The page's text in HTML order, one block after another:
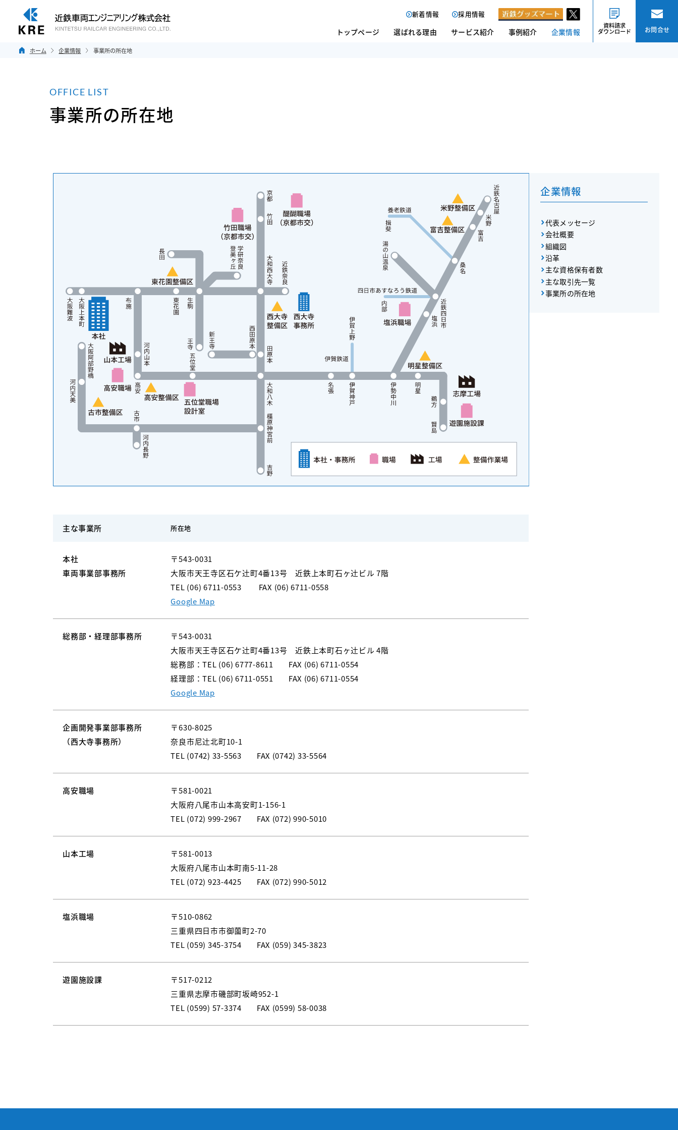
新着情報 採用情報
トップページ 選ばれる理由 サービス紹介 事例紹介 企業情報
資料請求
ダウンロード お問合せ
ホーム 企業情報 事業所の所在地
OFFICE LIST
事業所の所在地
主な事業所 所在地
本社
車両事業部事務所
〒543-0031
大阪市天王寺区石ケ辻󠄀町4番13号 近鉄上本町石ヶ辻󠄀ビル 7階
TEL (06) 6711-0553
FAX (06) 6711-0558
Google Map
総務部・経理部事務所
〒543-0031
大阪市天王寺区石ケ辻󠄀町4番13号 近鉄上本町石ヶ辻󠄀ビル 4階
総務部：TEL (06) 6777-8611
FAX (06) 6711-0554
経理部：TEL (06) 6711-0551
FAX (06) 6711-0554
Google Map
企画開発事業部事務所
（西大寺事務所）
〒630-8025
奈良市尼辻󠄀北町10-1
TEL (0742) 33-5563
FAX (0742) 33-5564
高安職場
〒581-0021
大阪府八尾市山本高安町1-156-1
TEL (072) 999-2967
FAX (072) 990-5010
山本工場
〒581-0013
大阪府八尾市山本町南5-11-28
TEL (072) 923-4425
FAX (072) 990-5012
塩浜職場
〒510-0862
三重県四日市市御薗町2-70
TEL (059) 345-3754
FAX (059) 345-3823
遊園施設課
〒517-0212
三重県志摩市磯部町坂崎952-1
TEL (0599) 57-3374
FAX (0599) 58-0038
企業情報
代表メッセージ
会社概要
組織図
沿革
主な資格保有者数
主な取引先一覧
事業所の所在地